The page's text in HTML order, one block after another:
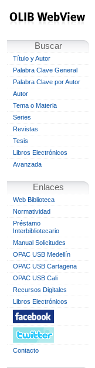
Buscar
Título y Autor
Palabra Clave General
Palabra Clave por Autor
Autor
Tema o Materia
Series
Revistas
Tesis
Libros Electrónicos
Avanzada
Enlaces
Web Biblioteca
Normatividad
Préstamo
Interbibliotecario
Manual Solicitudes
OPAC USB Medellín
OPAC USB Cartagena
OPAC USB Cali
Recursos Digitales
Libros Electrónicos
Contacto